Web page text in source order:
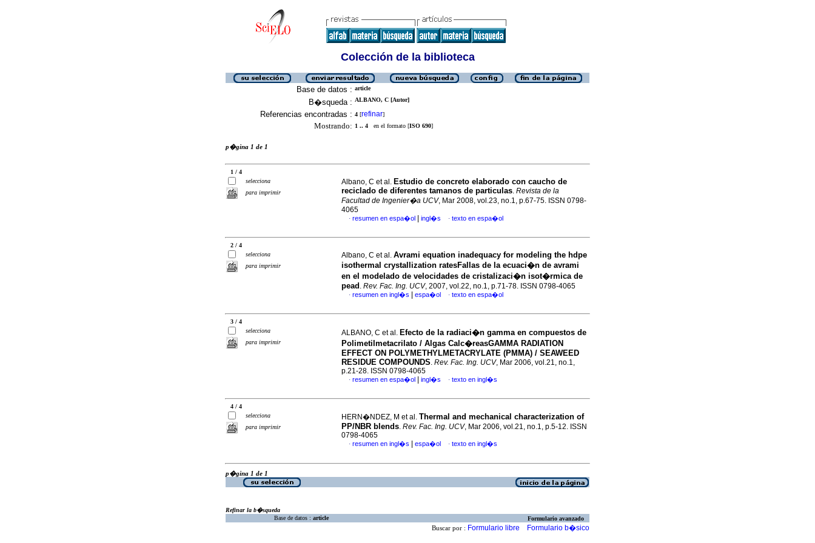
Colección de la biblioteca
Base de datos : article
B�squeda : ALBANO, C [Autor]
Referencias encontradas : 4 [refinar]
Mostrando: 1 .. 4 en el formato [ISO 690]
p�gina 1 de 1
1 / 4
selecciona
para imprimir
Albano, C et al. Estudio de concreto elaborado con caucho de
reciclado de diferentes tamanos de particulas. Revista de la
Facultad de Ingenier�a UCV, Mar 2008, vol.23, no.1, p.67-75. ISSN 0798-
4065
· resumen en espa�ol ingl�s · texto en espa�ol
2 / 4
selecciona
para imprimir
Albano, C et al. Avrami equation inadequacy for modeling the hdpe
isothermal crystallization ratesFallas de la ecuaci�n de avrami
en el modelado de velocidades de cristalizaci�n isot�rmica de
pead . Rev. Fac. Ing. UCV, 2007, vol.22, no.1, p.71-78. ISSN 0798-4065
· resumen en ingl�s espa�ol · texto en espa�ol
3 / 4
selecciona
para imprimir
ALBANO, C et al. Efecto de la radiaci�n gamma en compuestos de
Polimetilmetacrilato / Algas Calc�reasGAMMA RADIATION
EFFECT ON POLYMETHYLMETACRYLATE (PMMA) / SEAWEED
RESIDUE COMPOUNDS. Rev. Fac. Ing. UCV, Mar 2006, vol.21, no.1,
p.21-28. ISSN 0798-4065
· resumen en espa�ol ingl�s · texto en ingl�s
4 / 4
selecciona
para imprimir
HERN�NDEZ, M et al. Thermal and mechanical characterization of
PP/NBR blends. Rev. Fac. Ing. UCV, Mar 2006, vol.21, no.1, p.5-12. ISSN
0798-4065
· resumen en ingl�s espa�ol · texto en ingl�s
p�gina 1 de 1
Refinar la b�squeda
Base de datos : article Formulario avanzado
Buscar por : Formulario libre Formulario b�sico